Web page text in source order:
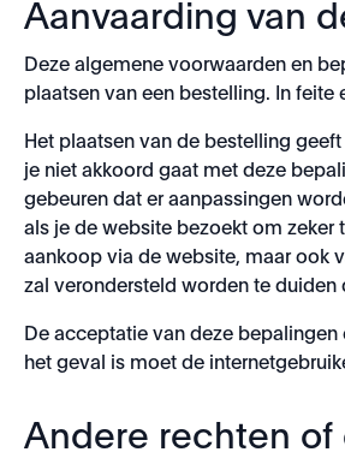
Aanvaarding van
Deze algemene voorwaarden en
plaatsen van een bestelling. In
Het plaatsen van de bestelling
je niet akkoord gaat met deze
gebeuren dat er aanpassingen
als je de website bezoekt om
aankoop via de website, maar ook
zal verondersteld worden te
De acceptatie van deze
het geval is moet de
Andere rechten of